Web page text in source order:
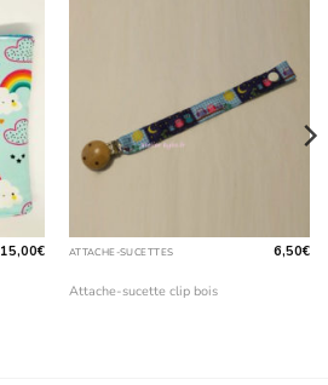
15,00€ ATTACHE-SUCETTES
Attache-sucette clip bois
6,50€